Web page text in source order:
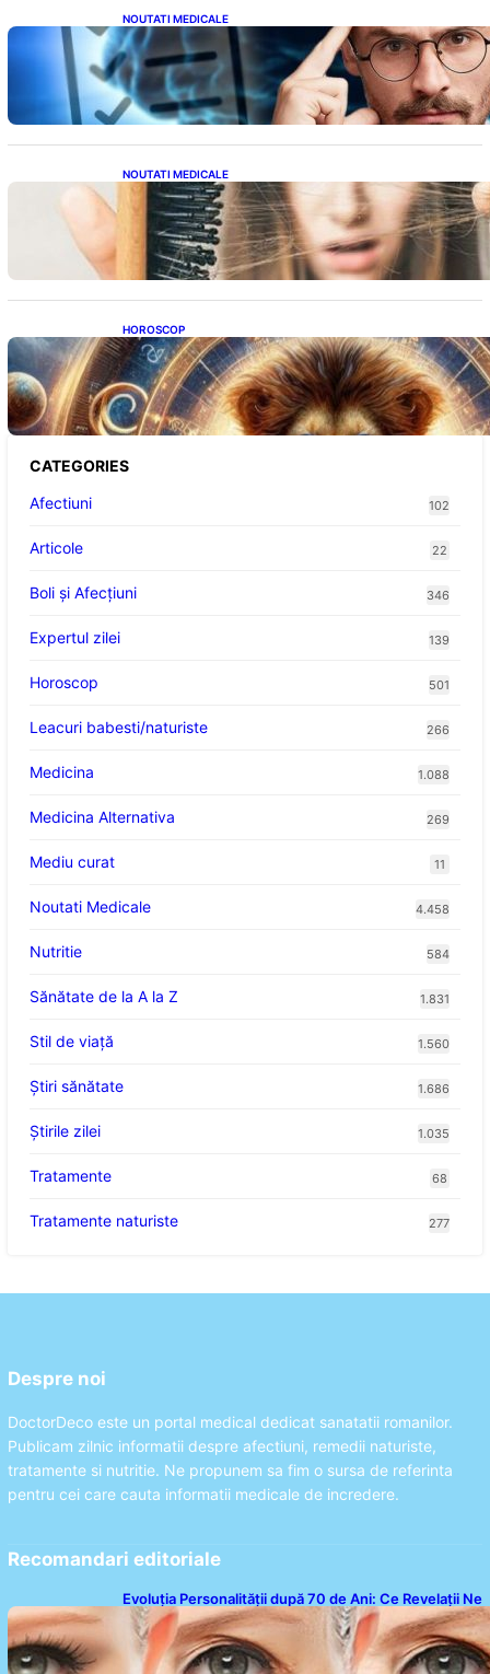
NOUTATI MEDICALE
Inteligența dincolo de note: Semnele unui IQ
ridicat care nu țin de școală
NOUTATI MEDICALE
Semnele unei deficiențe de proteine:
Impactul asupra sănătății tale
HOROSCOP
Portalul Leului 8/8: Oportunități de
Abundență pentru Cinci Zodii în 2026
CATEGORIES
Afectiuni
102
Articole 22
Boli și Afecțiuni 346
Expertul zilei 139
Horoscop 501
Leacuri babesti/naturiste 266
Medicina 1.088
Medicina Alternativa 269
Mediu curat 11
Noutati Medicale 4.458
Nutritie 584
Sănătate de la A la Z 1.831
Stil de viaţă 1.560
Ştiri sănătate 1.686
Știrile zilei 1.035
Tratamente 68
Tratamente naturiste 277
Despre noi
DoctorDeco este un portal medical dedicat sanatatii romanilor.
Publicam zilnic informatii despre afectiuni, remedii naturiste,
tratamente si nutritie. Ne propunem sa fim o sursa de referinta
pentru cei care cauta informatii medicale de incredere.
Recomandari editoriale
Evoluția Personalității după 70 de Ani: Ce Revelații Ne
Oferă Studiile Psihologice